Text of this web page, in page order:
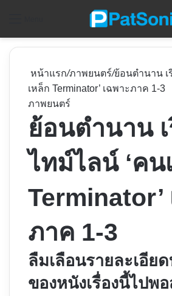
หน้าแรก/ภาพยนตร์/ย้อนตำนาน เ
เหล็ก Terminator’ เฉพาะภาค 1-3
ภาพยนตร์
ย้อนตำนาน เ
ไทม์ไลน์ ‘คน
Terminator’
ภาค 1-3
ลืมเลือนรายละเอีย
ของหนังเรื่องนี้ไปพ